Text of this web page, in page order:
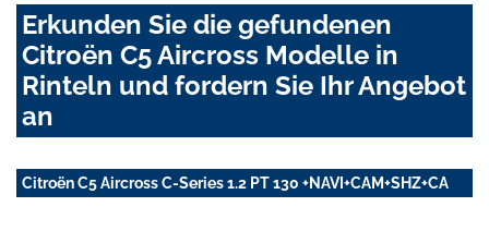
Erkunden Sie die gefundenen
Citroën C5 Aircross Modelle in
Rinteln und fordern Sie Ihr Angebot
an
Citroën C5 Aircross C-Series 1.2 PT 130 +NAVI+CAM+SHZ+CA